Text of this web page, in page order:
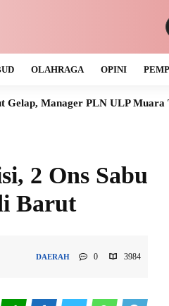
OLAHRAGA OPINI
ULP Muara Teweh Tak
2 Ons Sabu
Barut
DAERAH 0 3984